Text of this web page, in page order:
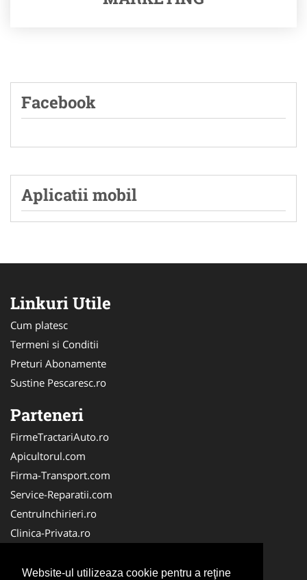
Website-ul utilizeaza cookie pentru a reţine
Facebook
Aplicatii mobil
Linkuri Utile
Cum platesc
Termeni si Conditii
Preturi Abonamente
Sustine Pescaresc.ro
Parteneri
FirmeTractariAuto.ro
Apicultorul.com
Firma-Transport.com
Service-Reparatii.com
CentruInchirieri.ro
Clinica-Privata.ro
Servicii-DDD.com